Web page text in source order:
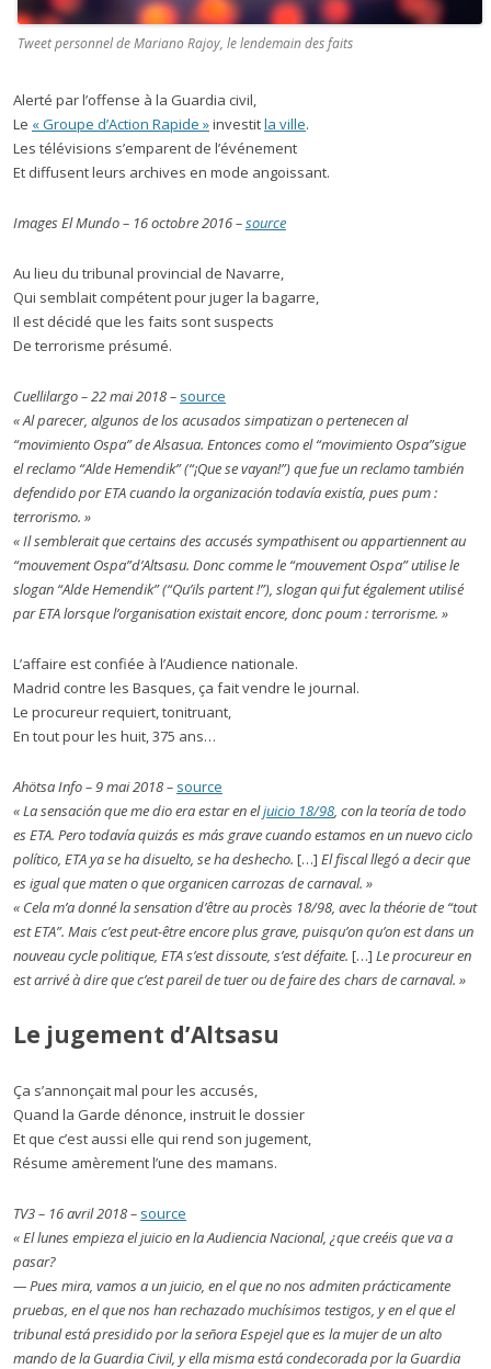
Tweet personnel de Mariano Rajoy, le lendemain des faits
Alerté par l’offense à la Guardia civil,
Le « Groupe d’Action Rapide »investitla ville.
Les télévisions s’emparent de l’événement
Et diffusent leurs archives en mode angoissant.
Images El Mundo – 16 octobre 2016–source
Au lieu du tribunal provincial de Navarre,
Qui semblait compétent pour juger la bagarre,
Il est décidé que les faits sont suspects
De terrorisme présumé.
Cuellilargo – 22 mai 2018 – source
« Al parecer, algunos de los acusados simpatizan o pertenecen al
“movimiento Ospa” de Alsasua. Entonces como el “movimiento Ospa”sigue
el reclamo “Alde Hemendik” (“¡Que se vayan!”) que fue un reclamo también
defendido por ETA cuando la organización todavía existía, pues pum :
terrorismo. »
« Il semblerait que certains des accusés sympathisent ou appartiennent au
“mouvement Ospa”d’Altsasu. Donc comme le “mouvement Ospa” utilise le
slogan “Alde Hemendik” (“Qu’ils partent !”), slogan qui fut également utilisé
par ETA lorsque l’organisation existait encore, donc poum : terrorisme. »
L’affaire est confiée à l’Audience nationale.
Madrid contre les Basques, ça fait vendre le journal.
Le procureur requiert, tonitruant,
En tout pour les huit, 375 ans…
Ahötsa Info – 9 mai 2018 – source
« La sensación que me dio era estar en eljuicio 18/98, con la teoría de todo
es ETA. Pero todavía quizás es más grave cuando estamos en un nuevo ciclo
político, ETA ya se ha disuelto, se ha deshecho. […] El fiscal llegó a decir que
es igual que maten o que organicen carrozas de carnaval. »
« Cela m’a donné la sensation d’être au procès 18/98, avec la théorie de “tout
est ETA”. Mais c’est peut-être encore plus grave, puisqu’on qu’on est dans un
nouveau cycle politique, ETA s’est dissoute, s’est défaite. […] Le procureur en
est arrivé à dire que c’est pareil de tuer ou de faire des chars de carnaval. »
Le jugement d’Altsasu
Ça s’annonçait mal pour les accusés,
Quand la Garde dénonce, instruit le dossier
Et que c’est aussi elle qui rend son jugement,
Résume amèrement l’une des mamans.
TV3 – 16 avril 2018 – source
« El lunes empieza el juicio en la Audiencia Nacional, ¿que creéis que va a
pasar?
— Pues mira, vamos a un juicio, en el que no nos admiten prácticamente
pruebas, en el que nos han rechazado muchísimos testigos, y en el que el
tribunal está presidido por la señora Espejel que es la mujer de un alto
mando de la Guardia Civil, y ella misma está condecorada por la Guardia